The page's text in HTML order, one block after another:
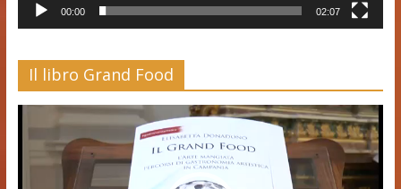
00:00 02:07
Il libro Grand Food
Player